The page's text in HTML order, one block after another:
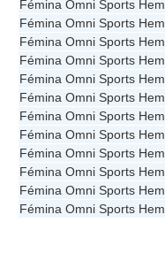
Fémina Omni Sports Hem
Fémina Omni Sports Hem
Fémina Omni Sports Hem
Fémina Omni Sports Hem
Fémina Omni Sports Hem
Fémina Omni Sports Hem
Fémina Omni Sports Hem
Fémina Omni Sports Hem
Fémina Omni Sports Hem
Fémina Omni Sports Hem
Fémina Omni Sports Hem
Fémina Omni Sports Hem